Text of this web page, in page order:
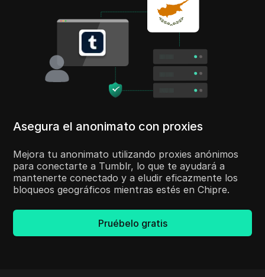
Asegura el anonimato con proxies
Mejora tu anonimato utilizando proxies anónimos
para conectarte a Tumblr, lo que te ayudará a
mantenerte conectado y a eludir eficazmente los
bloqueos geográficos mientras estés en Chipre.
Pruébelo gratis